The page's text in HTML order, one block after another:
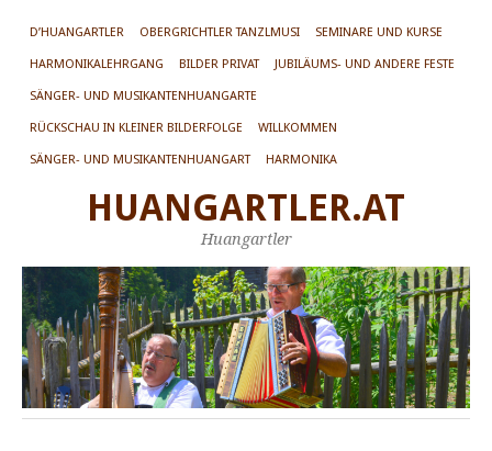
D’HUANGARTLER OBERGRICHTLER TANZLMUSI SEMINARE UND KURSE
HARMONIKALEHRGANG BILDER PRIVAT JUBILÄUMS- UND ANDERE FESTE
SÄNGER- UND MUSIKANTENHUANGARTE
RÜCKSCHAU IN KLEINER BILDERFOLGE WILLKOMMEN
SÄNGER- UND MUSIKANTENHUANGART HARMONIKA
HUANGARTLER.AT
Huangartler